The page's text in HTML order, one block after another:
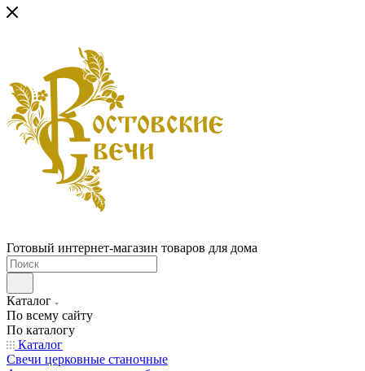
Готовый интернет-магазин товаров для дома
Каталог
По всему сайту
По каталогу
Каталог
Свечи церковные станочные